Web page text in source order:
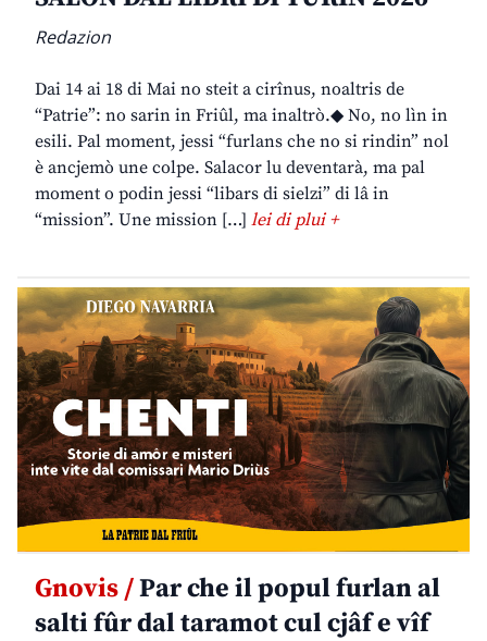
Redazion
Dai 14 ai 18 di Mai no steit a cirînus, noaltris de
“Patrie”: no sarin in Friûl, ma inaltrò.◆ No, no lìn in
esili. Pal moment, jessi “furlans che no si rindin” nol
è ancjemò une colpe. Salacor lu deventarà, ma pal
moment o podin jessi “libars di sielzi” di lâ in
“mission”. Une mission […] lei di plui +
Gnovis /Par che il popul furlan al
salti fûr dal taramot cul cjâf e vîf